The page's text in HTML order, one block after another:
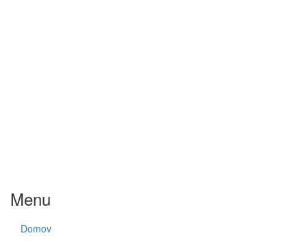
Menu
Domov